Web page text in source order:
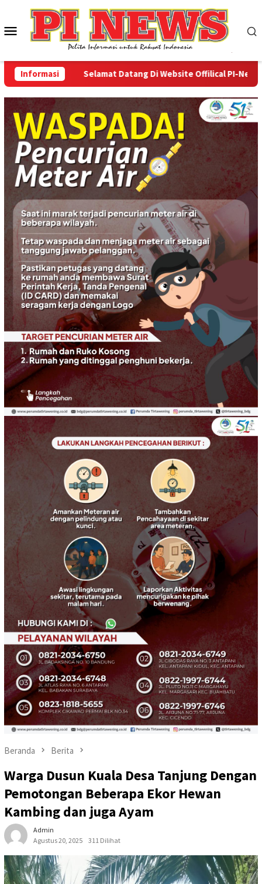
konten
Menu
Mobile
Informasi Selamat Datang Di Website Offilical PI-News
Beranda Berita
Warga Dusun Kuala Desa Tanjung Dengan
Pemotongan Beberapa Ekor Hewan
Kambing dan juga Ayam
Admin
Agustus 20, 2025
311 Dilihat